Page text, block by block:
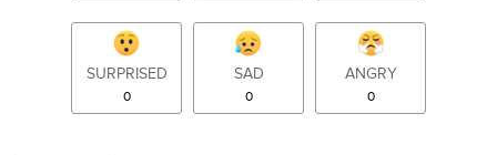
SURPRISED
0
SAD
0
ANGRY
0